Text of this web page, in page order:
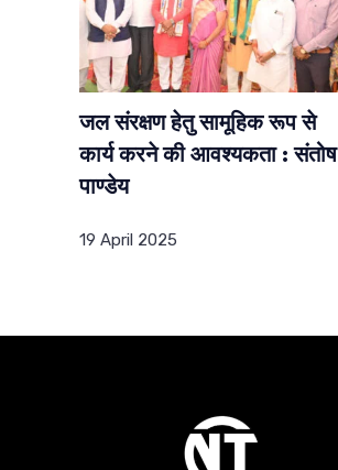
जल संरक्षण हेतु सामूहिक रूप से
कार्य करने की आवश्यकता : संतोष
पाण्डेय
19 April 2025